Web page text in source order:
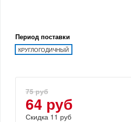
Период поставки
КРУГЛОГОДИЧНЫЙ
75 руб
64 руб
Скидка 11 руб